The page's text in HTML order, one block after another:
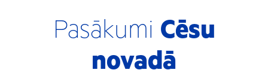
Pasākumi Cēsu
novadā